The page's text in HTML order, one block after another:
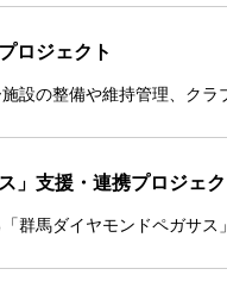
ロジェクト
設の整備や維持管理、ク
」支援・連携プロジェク
群馬ダイヤモンドペガサ